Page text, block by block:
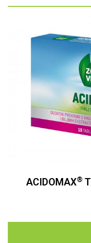
ACIDOMAX®